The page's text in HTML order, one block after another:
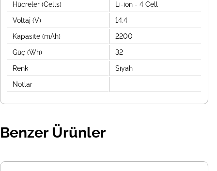
Hücreler (Cells) Li-ion - 4 Cell
Voltaj (V) 14.4
Kapasite (mAh) 2200
Güç (Wh) 32
Renk Siyah
Notlar
Benzer Ürünler